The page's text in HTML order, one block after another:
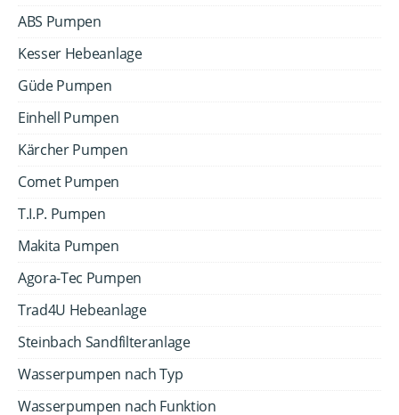
ABS Pumpen
Kesser Hebeanlage
Güde Pumpen
Einhell Pumpen
Kärcher Pumpen
Comet Pumpen
T.I.P. Pumpen
Makita Pumpen
Agora-Tec Pumpen
Trad4U Hebeanlage
Steinbach Sandfilteranlage
Wasserpumpen nach Typ
Wasserpumpen nach Funktion